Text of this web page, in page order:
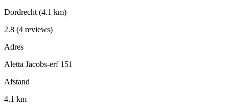
Dordrecht (4.1 km)
2.8 (4 reviews)
Adres
Aletta Jacobs-erf 151
Afstand
4.1 km